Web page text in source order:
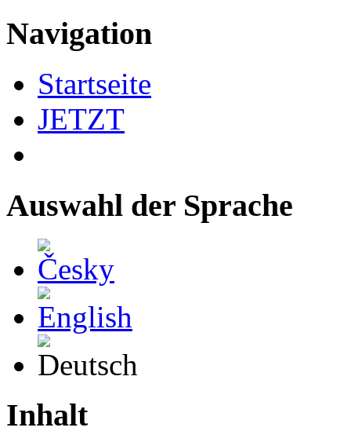
Navigation
Startseite
JETZT
Auswahl der Sprache
Inhalt